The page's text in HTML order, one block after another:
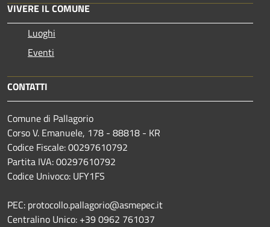
VIVERE IL COMUNE
Luoghi
Eventi
CONTATTI
Comune di Pallagorio
Corso V. Emanuele, 178 - 88818 - KR
Codice Fiscale: 00297610792
Partita IVA: 00297610792
Codice Univoco: UFY1FS
PEC: protocollo.pallagorio@asmepec.it
Centralino Unico: +39 0962 761037